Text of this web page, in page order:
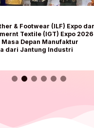
Gakeslab Expo 2026:
Medis Bertemu Kolaborasi